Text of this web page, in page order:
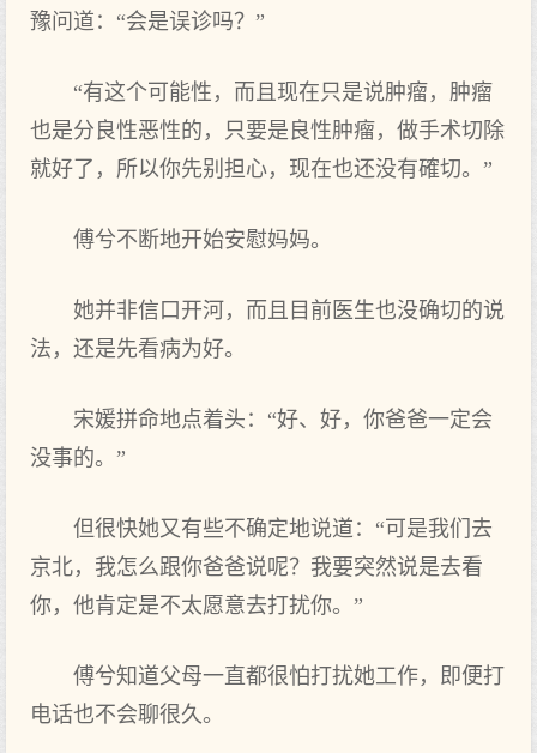
豫问道：“会是误诊吗？”
“有这个可能性，而且现在只是说肿瘤，肿瘤
也是分良性恶性的，只要是良性肿瘤，做手术切除
就好了，所以你先别担心，现在也还没有確切。”
傅兮不断地开始安慰妈妈。
她并非信口开河，而且目前医生也没确切的说
法，还是先看病为好。
宋媛拼命地点着头：“好、好，你爸爸一定会
没事的。”
但很快她又有些不确定地说道：“可是我们去
京北，我怎么跟你爸爸说呢？我要突然说是去看
你，他肯定是不太愿意去打扰你。”
傅兮知道父母一直都很怕打扰她工作，即便打
电话也不会聊很久。